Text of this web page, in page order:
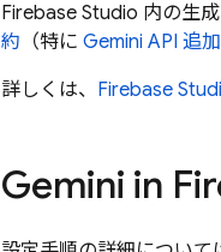
Firebase Studio 内の生
約 （特に Gemini API 追
詳しくは、 Firebase
Gemini in